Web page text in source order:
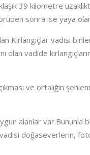
39 kilometre
sonra ise yaya
Kırlangıçlar vadisi
olan vadide
çıkması ve ortalığın
alanlar var.Bununla
doğaseverlerin,